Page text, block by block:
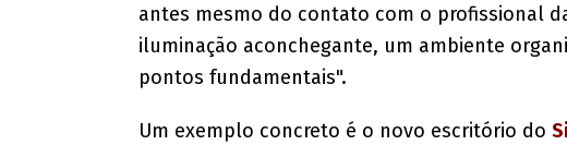
antes mesmo do contato com o profissional
iluminação aconchegante, um ambiente
pontos fundamentais".
Um exemplo concreto é o novo escritório do